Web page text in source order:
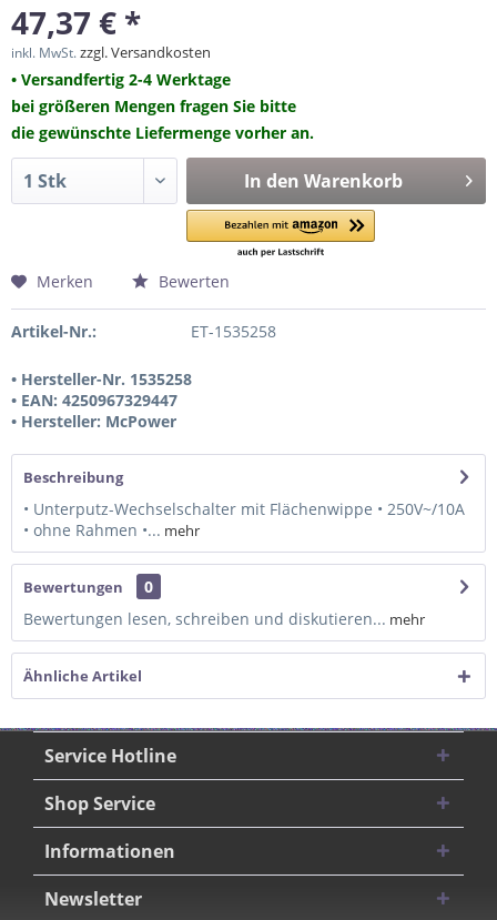
47,37 € *
inkl. MwSt.zzgl. Versandkosten
• Versandfertig 2-4 Werktage
bei größeren Mengen fragen Sie bitte
die gewünschte Liefermenge vorher an.
In den Warenkorb
Merken Bewerten
Artikel-Nr.: ET-1535258
• Hersteller-Nr. 1535258
• EAN: 4250967329447
• Hersteller: McPower
Beschreibung
• Unterputz-Wechselschalter mit Flächenwippe • 250V~/10A
• ohne Rahmen •... mehr
Bewertungen
0
Bewertungen lesen, schreiben und diskutieren... mehr
Ähnliche Artikel
Service Hotline
Shop Service
Informationen
Newsletter